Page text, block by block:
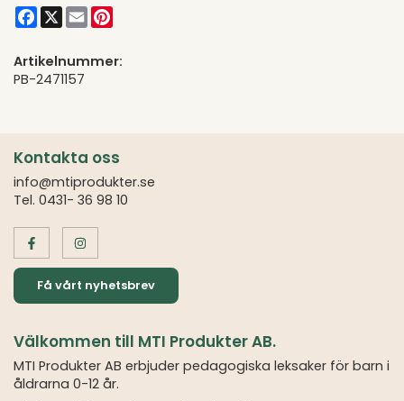
Facebook
X Email
Artikelnummer:
PB-2471157
Kontakta oss
info@mtiprodukter.se
Tel. 0431- 36 98 10
Få vårt nyhetsbrev
Välkommen till MTI Produkter AB.
MTI Produkter AB erbjuder pedagogiska leksaker för barn i
åldrarna 0-12 år.